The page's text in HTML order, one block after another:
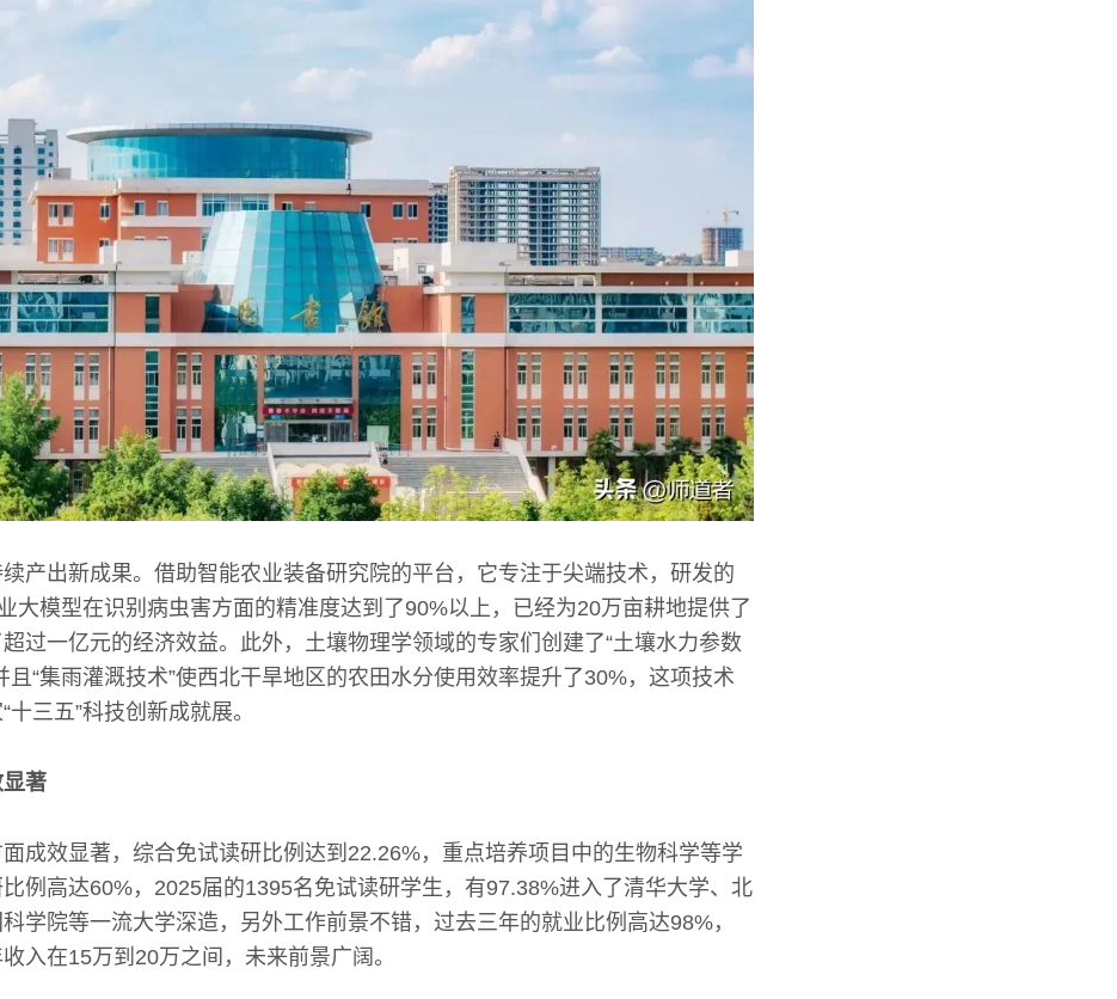
产出新成果。借助智能农业装备研究院的平台，它专注于尖端技术，研发的
大模型在识别病虫害方面的精准度达到了90%以上，已经为20万亩耕地提供了
过一亿元的经济效益。此外，土壤物理学领域的专家们创建了“土壤水力参数
且“集雨灌溉技术”使西北干旱地区的农田水分使用效率提升了30%，这项技术
十三五”科技创新成就展。
著
成效显著，综合免试读研比例达到22.26%，重点培养项目中的生物科学等学
例高达60%，2025届的1395名免试读研学生，有97.38%进入了清华大学、北
学院等一流大学深造，另外工作前景不错，过去三年的就业比例高达98%，
入在15万到20万之间，未来前景广阔。